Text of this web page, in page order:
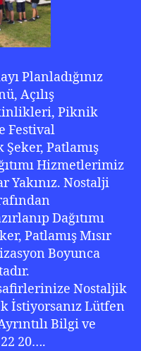
Planladığınız
Açılış
Piknik
Festival
Patlamış
Hizmetlerimiz
Yakınız. Nostalji
Dağıtımı
Patlamış Mısır
Boyunca
Nostaljik
İstiyorsanız Lütfen
Bilgi ve
20….